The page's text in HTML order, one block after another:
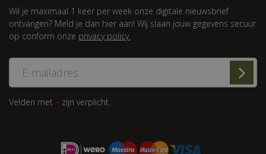
Wil je maximaal 1 keer per week onze digitale nieuwsbrief
ontvangen? Meld je dan hier aan! Wij slaan jouw gegevens secuur
op conform onze privacy policy.
Velden met * zijn verplicht.